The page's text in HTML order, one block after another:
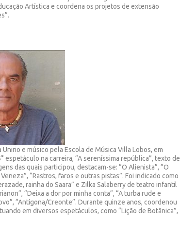
Artística e coordena os projetos de extensão
e músico pela Escola de Música Villa Lobos, em
espetáculo na carreira, “A sereníssima república”, texto de
das quais participou, destacam-se: “O Alienista”, “O
“Rastros, faros e outras pistas”. Foi indicado como
rainha do Saara” e Zilka Salaberry de teatro infantil
“Deixa a dor por minha conta”, “A turba rude e
“Antígona/Creonte”. Durante quinze anos, coordenou
em diversos espetáculos, como “Lição de Botânica”,